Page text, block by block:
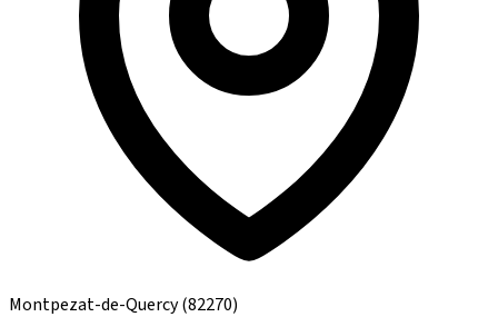
Montpezat-de-Quercy(82270)